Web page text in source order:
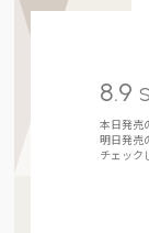
8.9
本日発売
明日発売
チェック